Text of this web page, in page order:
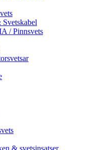
/ Pinnsvets
& svetsinsatser